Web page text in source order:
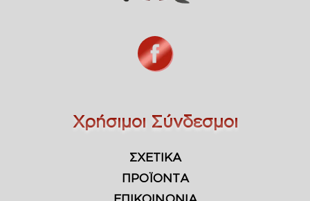
Χρήσιμοι Σύνδεσμοι
ΣΧΕΤΙΚΑ
ΠΡΟΪΟΝΤΑ